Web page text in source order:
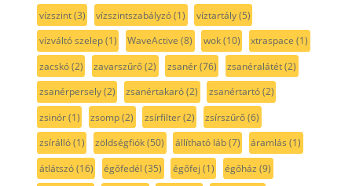
vízszint(3) vízszintszabályzó(1) víztartály(5)
vízváltó szelep(1) WaveActive (8) wok(10) xtraspace (1)
zacskó(2) zavarszűrő(2) zsanér(76) zsanéralátét(2)
zsanérpersely(2) zsanértakaró(2) zsanértartó(2)
zsinór(1) zsomp(2) zsírfilter(2) zsírszűrő(6)
zsírálló(1) zöldségfiók(50) állítható láb(7) áramlás (1)
átlátszó(16) égőfedél (35) égőfej (1) égőház (9)